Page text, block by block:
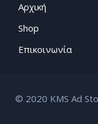
Αρχική
Shop
Επικοινωνία
© 2020 KMS Ad